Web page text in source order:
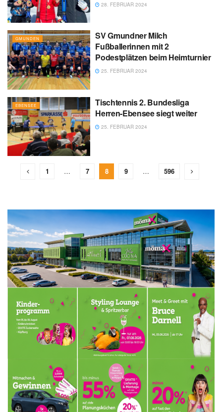
28. FEBRUAR 2024
GMUNDEN
SV Gmundner Milch
Fußballerinnen mit 2
Podestplätzen beim Heimturnier
25. FEBRUAR 2024
EBENSEE
Tischtennis 2. Bundesliga
Herren-Ebensee siegt weiter
25. FEBRUAR 2024
1 … 7 8 9 … 596